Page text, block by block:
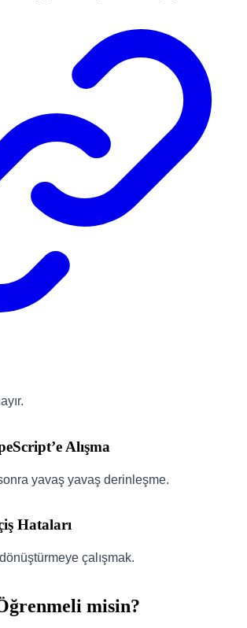
Alışma
yavaş yavaş derinleşme.
Hataları
çalışmak.
misin?